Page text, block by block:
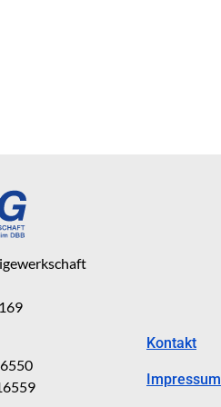
Kontakt
Impressum